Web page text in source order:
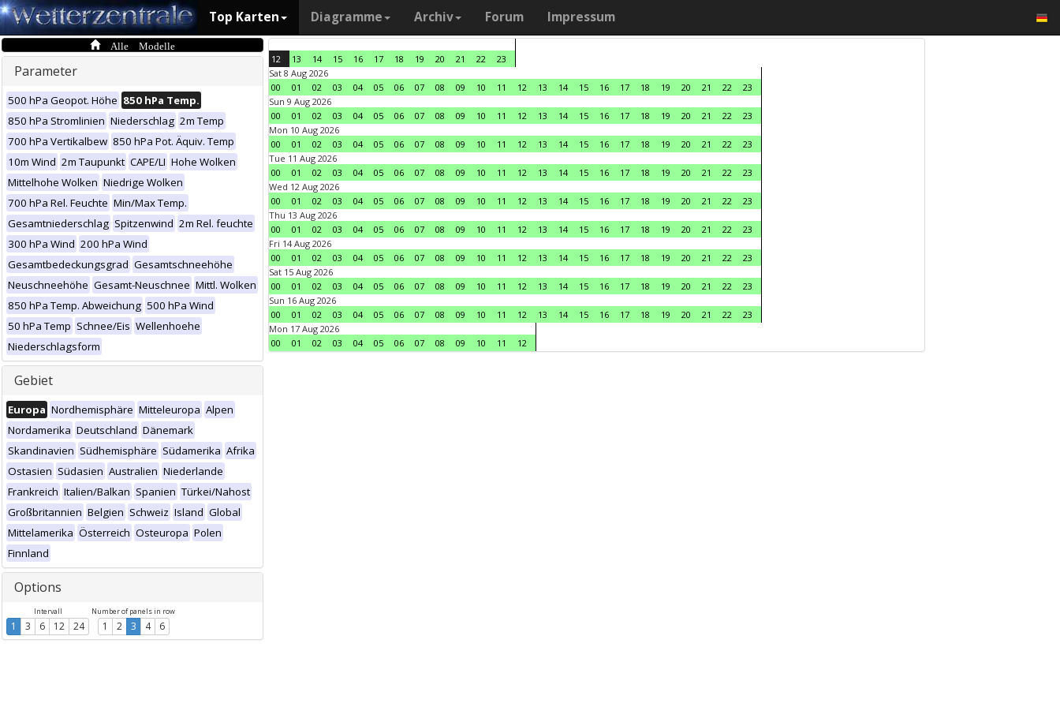
Top Karten Diagramme Archiv Forum Impressum
Alle Modelle
Parameter
500 hPa Geopot. Höhe 850 hPa Temp.
850 hPa Stromlinien Niederschlag 2m Temp
700 hPa Vertikalbew 850 hPa Pot. Äquiv. Temp
10m Wind 2m Taupunkt CAPE/LI Hohe Wolken
Mittelhohe Wolken Niedrige Wolken
700 hPa Rel. Feuchte Min/Max Temp.
Gesamtniederschlag Spitzenwind 2m Rel. feuchte
300 hPa Wind 200 hPa Wind
Gesamtbedeckungsgrad Gesamtschneehöhe
Neuschneehöhe Gesamt-Neuschnee Mittl. Wolken
850 hPa Temp. Abweichung 500 hPa Wind
50 hPa Temp Schnee/Eis Wellenhoehe
Niederschlagsform
Gebiet
Europa Nordhemisphäre Mitteleuropa Alpen
Nordamerika Deutschland Dänemark
Skandinavien Südhemisphäre Südamerika Afrika
Ostasien Südasien Australien Niederlande
Frankreich Italien/Balkan Spanien Türkei/Nahost
Großbritannien Belgien Schweiz Island Global
Mittelamerika Österreich Osteuropa Polen
Finnland
Options
Intervall
1 3 6 12 24
Number of panels in row
1 2 3 4 6
12 13 14 15 16 17 18 19 20 21 22
23
Sat 8 Aug 2026
00
01 02 03 04 05 06 07 08 09 10 11 12 13 14 15 16 17 18 19 20 21 22
23
Sun 9 Aug 2026
00
01 02 03 04 05 06 07 08 09 10 11 12 13 14 15 16 17 18 19 20 21 22
23
Mon 10 Aug 2026
00
01 02 03 04 05 06 07 08 09 10 11 12 13 14 15 16 17 18 19 20 21 22
23
Tue 11 Aug 2026
00
01 02 03 04 05 06 07 08 09 10 11 12 13 14 15 16 17 18 19 20 21 22
23
Wed 12 Aug 2026
00
01 02 03 04 05 06 07 08 09 10 11 12 13 14 15 16 17 18 19 20 21 22
23
Thu 13 Aug 2026
00
01 02 03 04 05 06 07 08 09 10 11 12 13 14 15 16 17 18 19 20 21 22
23
Fri 14 Aug 2026
00
01 02 03 04 05 06 07 08 09 10 11 12 13 14 15 16 17 18 19 20 21 22
23
Sat 15 Aug 2026
00
01 02 03 04 05 06 07 08 09 10 11 12 13 14 15 16 17 18 19 20 21 22
23
Sun 16 Aug 2026
00
01 02 03 04 05 06 07 08 09 10 11 12 13 14 15 16 17 18 19 20 21 22
23
Mon 17 Aug 2026
00
01 02 03 04 05 06 07 08 09 10 11 12